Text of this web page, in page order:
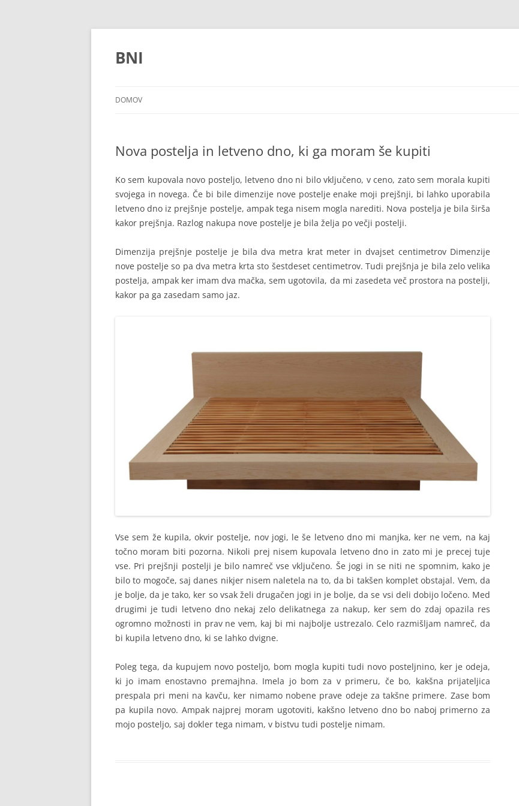
Preskoči
BNI
DOMOV
Nova postelja in letveno dno, ki ga moram še kupiti
Ko sem kupovala novo posteljo, letveno dno ni bilo vključeno, v ceno, zato sem morala kupiti
svojega in novega. Če bi bile dimenzije nove postelje enake moji prejšnji, bi lahko uporabila
letveno dno iz prejšnje postelje, ampak tega nisem mogla narediti. Nova postelja je bila širša
kakor prejšnja. Razlog nakupa nove postelje je bila želja po večji postelji.
Dimenzija prejšnje postelje je bila dva metra krat meter in dvajset centimetrov Dimenzije
nove postelje so pa dva metra krta sto šestdeset centimetrov. Tudi prejšnja je bila zelo velika
postelja, ampak ker imam dva mačka, sem ugotovila, da mi zasedeta več prostora na postelji,
kakor pa ga zasedam samo jaz.
Vse sem že kupila, okvir postelje, nov jogi, le še letveno dno mi manjka, ker ne vem, na kaj
točno moram biti pozorna. Nikoli prej nisem kupovala letveno dno in zato mi je precej tuje
vse. Pri prejšnji postelji je bilo namreč vse vključeno. Še jogi in se niti ne spomnim, kako je
bilo to mogoče, saj danes nikjer nisem naletela na to, da bi takšen komplet obstajal. Vem, da
je bolje, da je tako, ker so vsak želi drugačen jogi in je bolje, da se vsi deli dobijo ločeno. Med
drugimi je tudi letveno dno nekaj zelo delikatnega za nakup, ker sem do zdaj opazila res
ogromno možnosti in prav ne vem, kaj bi mi najbolje ustrezalo. Celo razmišljam namreč, da
bi kupila letveno dno, ki se lahko dvigne.
Poleg tega, da kupujem novo posteljo, bom mogla kupiti tudi novo posteljnino, ker je odeja,
ki jo imam enostavno premajhna. Imela jo bom za v primeru, če bo, kakšna prijateljica
prespala pri meni na kavču, ker nimamo nobene prave odeje za takšne primere. Zase bom
pa kupila novo. Ampak najprej moram ugotoviti, kakšno letveno dno bo naboj primerno za
mojo posteljo, saj dokler tega nimam, v bistvu tudi postelje nimam.